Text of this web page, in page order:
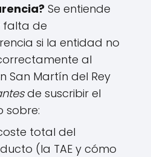
Se entiende
falta de
si la entidad no
al
San Martín del Rey
de suscribir el
sobre:
total del
(la TAE y cómo